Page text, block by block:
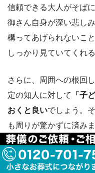
信頼できる大人がそば
御さん自身が深い悲し
構ってあげられないこ
しっかり見ていてくれ
さらに、周囲への根回
定の知人に対して
「子
おくと良いでしょう。
も周りが驚かずに済み
ないね」と心構えをし
の担当者にも子ども連
子どもが飽きた時の対処